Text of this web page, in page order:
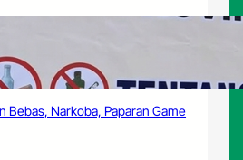
Bebas, Narkoba, Paparan Game